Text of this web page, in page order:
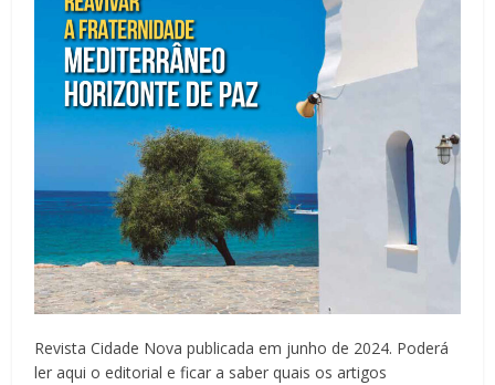
Revista Cidade Nova publicada em junho de 2024. Poderá
ler aqui o editorial e ficar a saber quais os artigos